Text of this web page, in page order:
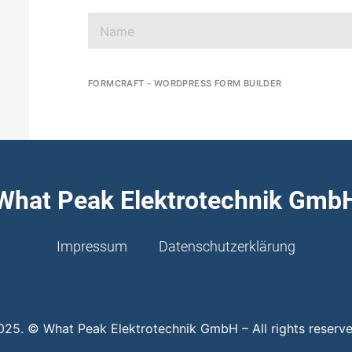
FORMCRAFT - WORDPRESS FORM BUILDER
Peak Elektrotechnik
Impressum Datenschutzerklärung
© What Peak Elektrotechnik GmbH – All rights